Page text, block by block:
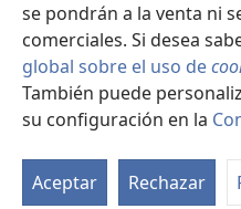
se pondrán a la venta ni
comerciales. Si desea
global sobre el uso de
También puede
su configuración en la
Aceptar Rechazar
Copyright© 2026 Watch Tower
CONDICIONES DE USO|